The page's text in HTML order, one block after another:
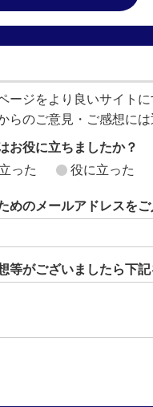
ージをより良いサイト
らのご意見・ご感想に
お役に立ちましたか？
った
役に立った
めのメールアドレスをご
等がございましたら下記